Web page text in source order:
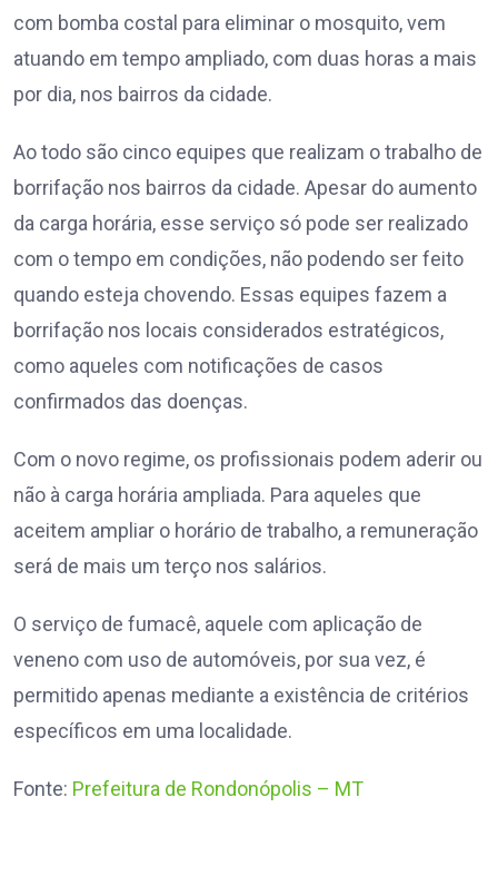
com bomba costal para eliminar o mosquito, vem
atuando em tempo ampliado, com duas horas a mais
por dia, nos bairros da cidade.
Ao todo são cinco equipes que realizam o trabalho de
borrifação nos bairros da cidade. Apesar do aumento
da carga horária, esse serviço só pode ser realizado
com o tempo em condições, não podendo ser feito
quando esteja chovendo. Essas equipes fazem a
borrifação nos locais considerados estratégicos,
como aqueles com notificações de casos
confirmados das doenças.
Com o novo regime, os profissionais podem aderir ou
não à carga horária ampliada. Para aqueles que
aceitem ampliar o horário de trabalho, a remuneração
será de mais um terço nos salários.
O serviço de fumacê, aquele com aplicação de
veneno com uso de automóveis, por sua vez, é
permitido apenas mediante a existência de critérios
específicos em uma localidade.
Fonte: Prefeitura de Rondonópolis – MT